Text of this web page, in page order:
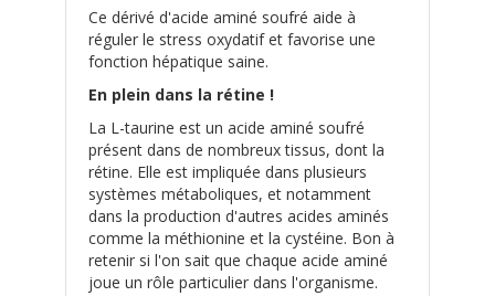
Ce dérivé d'acide aminé soufré aide à
réguler le stress oxydatif et favorise une
fonction hépatique saine.
En plein dans la rétine !
La L-taurine est un acide aminé soufré
présent dans de nombreux tissus, dont la
rétine. Elle est impliquée dans plusieurs
systèmes métaboliques, et notamment
dans la production d'autres acides aminés
comme la méthionine et la cystéine. Bon à
retenir si l'on sait que chaque acide aminé
joue un rôle particulier dans l'organisme.